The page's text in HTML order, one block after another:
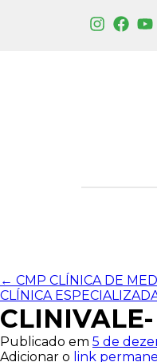
← CMP CLÍNICA DE
CLÍNICA
Publicado em 5 de
Adicionar o link